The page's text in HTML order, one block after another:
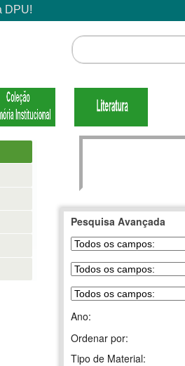
Pesquisa Avançada
Ano:
Ordenar por:
Tipo de Material: